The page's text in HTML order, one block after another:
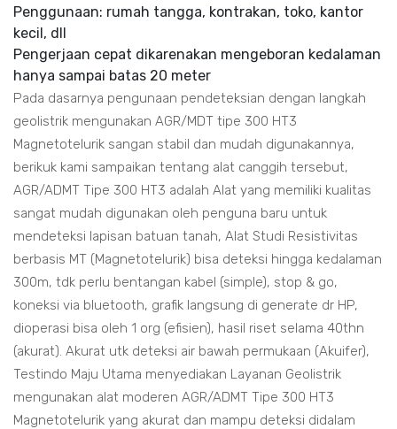
Penggunaan: rumah tangga, kontrakan, toko, kantor
kecil, dll
Pengerjaan cepat dikarenakan mengeboran kedalaman
hanya sampai batas 20 meter
Pada dasarnya pengunaan pendeteksian dengan langkah
geolistrik mengunakan AGR/MDT tipe 300 HT3
Magnetotelurik sangan stabil dan mudah digunakannya,
berikuk kami sampaikan tentang alat canggih tersebut,
AGR/ADMT Tipe 300 HT3 adalah Alat yang memiliki kualitas
sangat mudah digunakan oleh penguna baru untuk
mendeteksi lapisan batuan tanah, Alat Studi Resistivitas
berbasis MT (Magnetotelurik) bisa deteksi hingga kedalaman
300m, tdk perlu bentangan kabel (simple), stop & go,
koneksi via bluetooth, grafik langsung di generate dr HP,
dioperasi bisa oleh 1 org (efisien), hasil riset selama 40thn
(akurat). Akurat utk deteksi air bawah permukaan (Akuifer),
Testindo Maju Utama menyediakan Layanan Geolistrik
mengunakan alat moderen AGR/ADMT Tipe 300 HT3
Magnetotelurik yang akurat dan mampu deteksi didalam